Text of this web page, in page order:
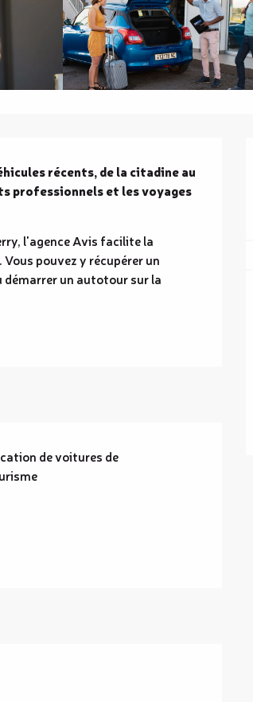
récents, de la citadine au
professionnels et les voyages
l'agence Avis facilite la
pouvez y récupérer un
démarrer un autotour sur la
de voitures de